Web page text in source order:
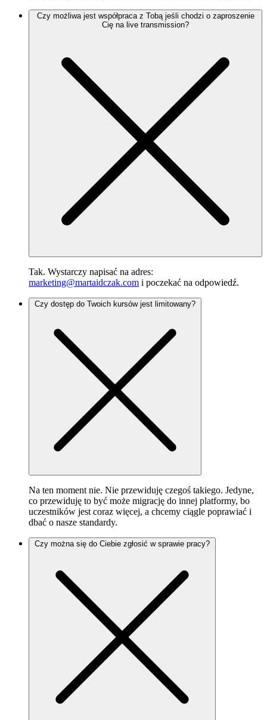
Czy możliwa jest współpraca z Tobą jeśli chodzi o zaproszenie
Cię na live transmission?
Tak. Wystarczy napisać na adres:
marketing@martaidczak.com i poczekać na odpowiedź.
Czy dostęp do Twoich kursów jest limitowany?
Na ten moment nie. Nie przewiduję czegoś takiego. Jedyne,
co przewiduję to być może migrację do innej platformy, bo
uczestników jest coraz więcej, a chcemy ciągle poprawiać i
dbać o nasze standardy.
Czy można się do Ciebie zgłosić w sprawie pracy?